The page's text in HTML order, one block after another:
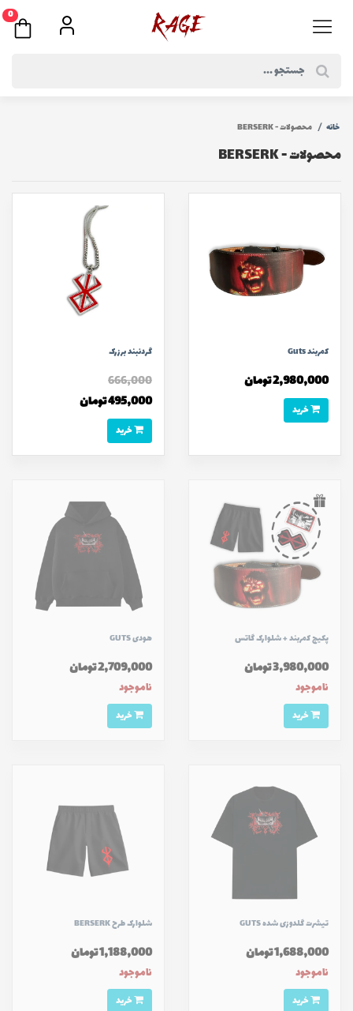
0
خانه محصولات - BERSERK
محصولات - BERSERK
كمربند Guts
2,980,000 تومان
گردنبند برزرک
666,000
495,000 تومان
پکیج کمربند + شلوارک گاتس
3,980,000 تومان
ناموجود
هودی GUTS
2,709,000 تومان
ناموجود
تیشرت گلدوزی شده GUTS
1,688,000 تومان
ناموجود
شلوارک طرح BERSERK
1,188,000 تومان
ناموجود